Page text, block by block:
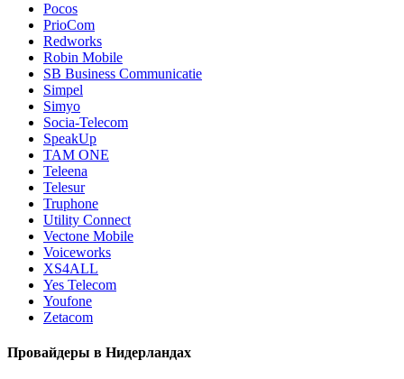
Pocos
PrioCom
Redworks
Robin Mobile
SB Business Communicatie
Simpel
Simyo
Socia-Telecom
SpeakUp
TAM ONE
Teleena
Telesur
Truphone
Utility Connect
Vectone Mobile
Voiceworks
XS4ALL
Yes Telecom
Youfone
Zetacom
Провайдеры в Нидерландах